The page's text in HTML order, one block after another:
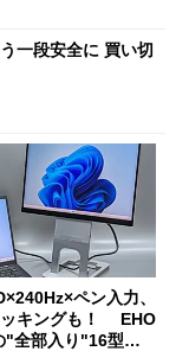
一段安全に 買い切
ペン入力、
ッキングも！ EHO
"全部入り"16型モ